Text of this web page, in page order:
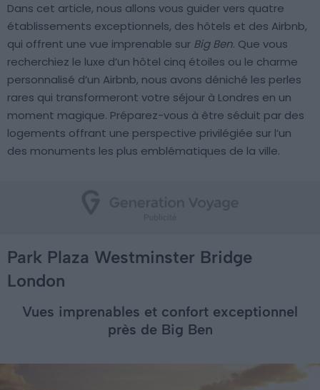
Dans cet article, nous allons vous guider vers quatre
établissements exceptionnels, des hôtels et des Airbnb,
qui offrent une vue imprenable sur Big Ben. Que vous
recherchiez le luxe d’un hôtel cinq étoiles ou le charme
personnalisé d’un Airbnb, nous avons déniché les perles
rares qui transformeront votre séjour à Londres en un
moment magique. Préparez-vous à être séduit par des
logements offrant une perspective privilégiée sur l’un
des monuments les plus emblématiques de la ville.
Park Plaza Westminster Bridge
London
Vues imprenables et confort exceptionnel
près de Big Ben